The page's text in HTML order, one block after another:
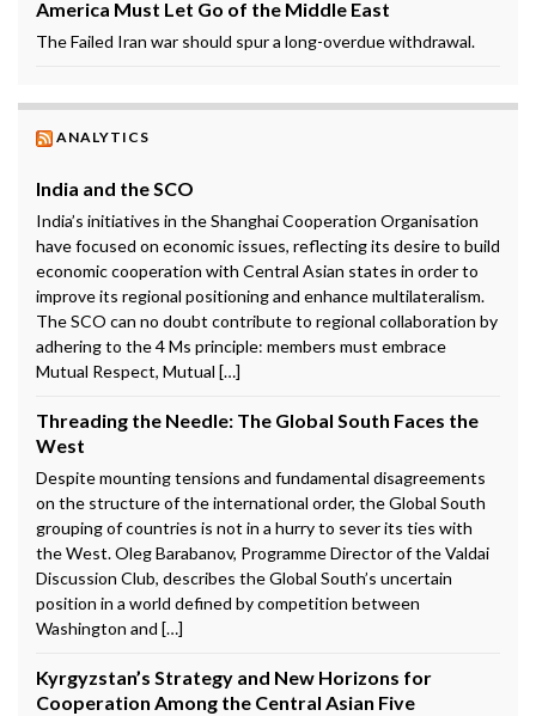
America Must Let Go of the Middle East
The Failed Iran war should spur a long-overdue withdrawal.
ANALYTICS
India and the SCO
India’s initiatives in the Shanghai Cooperation Organisation
have focused on economic issues, reflecting its desire to build
economic cooperation with Central Asian states in order to
improve its regional positioning and enhance multilateralism.
The SCO can no doubt contribute to regional collaboration by
adhering to the 4 Ms principle: members must embrace
Mutual Respect, Mutual […]
Threading the Needle: The Global South Faces the
West
Despite mounting tensions and fundamental disagreements
on the structure of the international order, the Global South
grouping of countries is not in a hurry to sever its ties with
the West. Oleg Barabanov, Programme Director of the Valdai
Discussion Club, describes the Global South’s uncertain
position in a world defined by competition between
Washington and […]
Kyrgyzstan’s Strategy and New Horizons for
Cooperation Among the Central Asian Five